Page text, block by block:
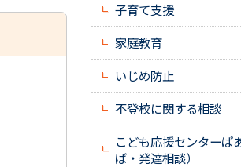
子育て支援
家庭教育
いじめ防止
不登校に関する相談
こども応援センターぱ
ば・発達相談）